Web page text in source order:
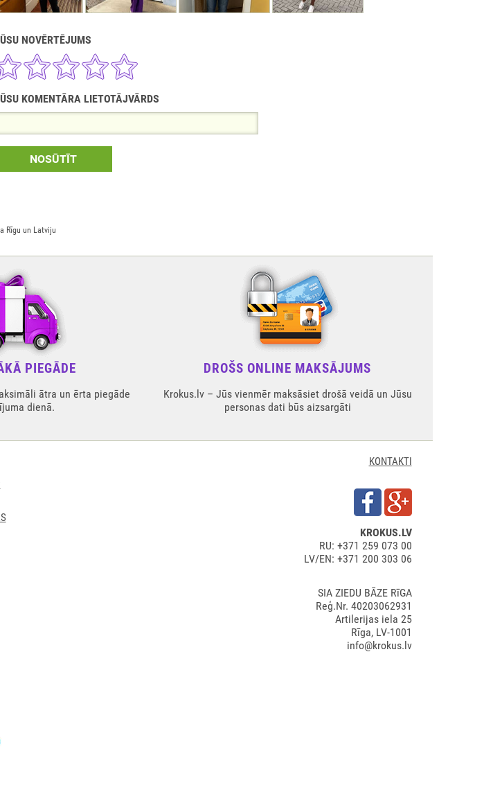
Rīgu un Latviju
NOVĒRTĒJUMS
KOMENTĀRA LIETOTĀJVĀRDS
NOSŪTĪT
PIEGĀDE
ātra un ērta piegāde
dienā.
DROŠS ONLINE MAKSĀJUMS
Krokus.lv – Jūs vienmēr maksāsiet drošā veidā un Jūsu
personas dati būs aizsargāti
KONTAKTI
KROKUS.LV
RU: +371 259 073 00
LV/EN: +371 200 303 06
SIA ZIEDU BĀZE RīGA
Reģ.Nr. 40203062931
Artilerijas iela 25
Rīga, LV-1001
info@krokus.lv